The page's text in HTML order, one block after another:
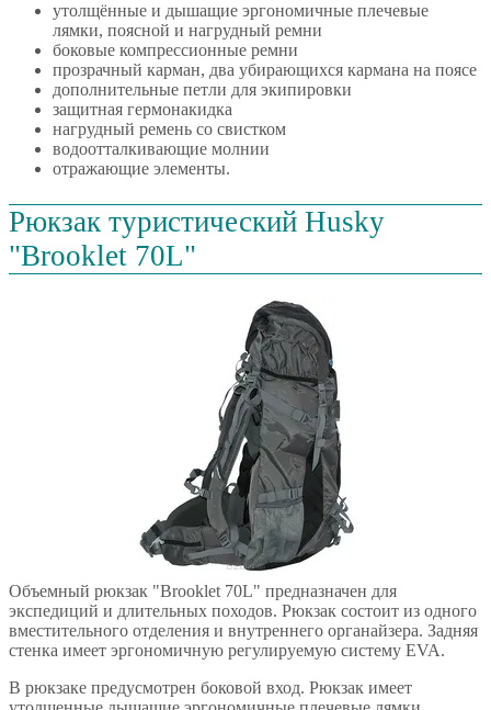
утолщённые и дышащие эргономичные плечевые
лямки, поясной и нагрудный ремни
боковые компрессионные ремни
прозрачный карман, два убирающихся кармана на поясе
дополнительные петли для экипировки
защитная гермонакидка
нагрудный ремень со свистком
водоотталкивающие молнии
отражающие элементы.
Рюкзак туристический Husky
"Brooklet 70L"
Объемный рюкзак "Brooklet 70L" предназначен для
экспедиций и длительных походов. Рюкзак состоит из одного
вместительного отделения и внутреннего органайзера. Задняя
стенка имеет эргономичную регулируемую систему EVA.
В рюкзаке предусмотрен боковой вход. Рюкзак имеет